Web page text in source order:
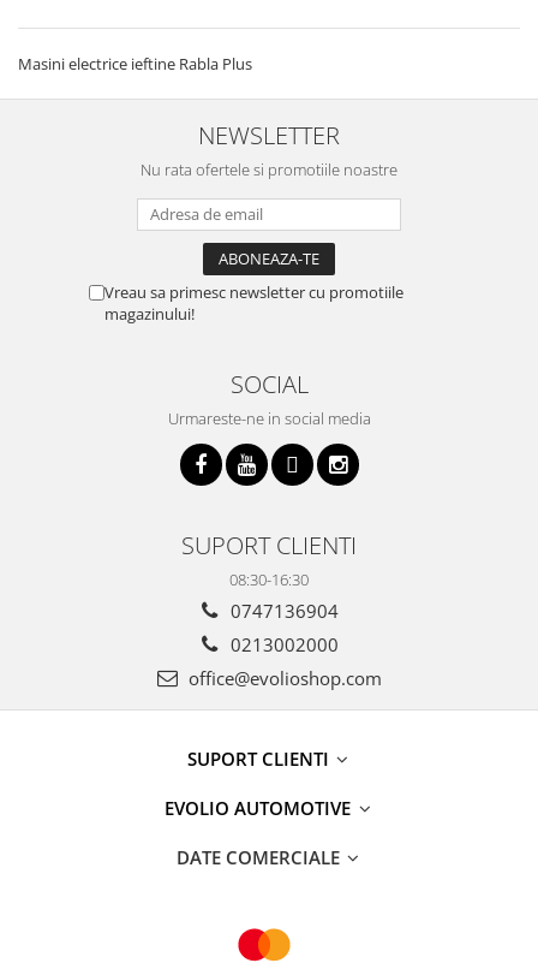
Masini electrice ieftine Rabla Plus
NEWSLETTER
Nu rata ofertele si promotiile noastre
Vreau sa primesc newsletter cu promotiile
magazinului!
SOCIAL
Urmareste-ne in social media
SUPORT CLIENTI
08:30-16:30
0747136904
0213002000
office@evolioshop.com
SUPORT CLIENTI
EVOLIO AUTOMOTIVE
DATE COMERCIALE